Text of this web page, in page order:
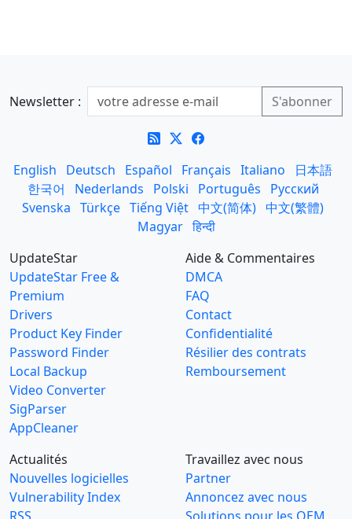
Newsletter :
English Deutsch Español Français Italiano
日本語
한국어
Nederlands Polski Português
Русский
Svenska Türkçe Tiếng Việt 中文(简体) 中文(繁體)
Magyar हिन्दी
UpdateStar
UpdateStar Free &
Premium
Drivers
Product Key Finder
Password Finder
Local Backup
Video Converter
SigParser
AppCleaner
Aide & Commentaires
DMCA
FAQ
Contact
Confidentialité
Résilier des contrats
Remboursement
Actualités
Nouvelles logicielles
Vulnerability Index
Travaillez avec nous
Partner
Annoncez avec nous